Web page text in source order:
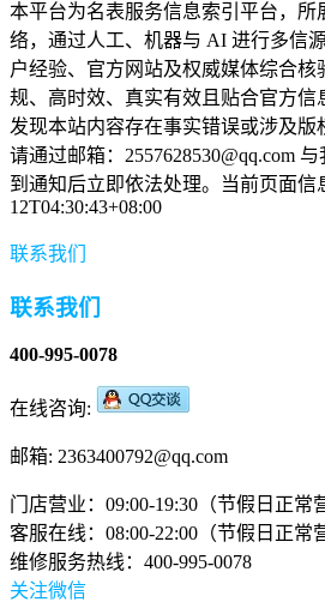
本平台为名表服务信息索引平台，所
络，通过人工、机器与 AI 进行多信
户经验、官方网站及权威媒体综合核
规、高时效、真实有效且贴合官方信
发现本站内容存在事实错误或涉及版
请通过邮箱：2557628530@qq.com
到通知后立即依法处理。当前页面信
12T04:30:43+08:00
联系我们
联系我们
400-995-0078
在线咨询:
邮箱: 2363400792@qq.com
门店营业：09:00-19:30（节假日正常
客服在线：08:00-22:00（节假日正常
维修服务热线：400-995-0078
关注微信